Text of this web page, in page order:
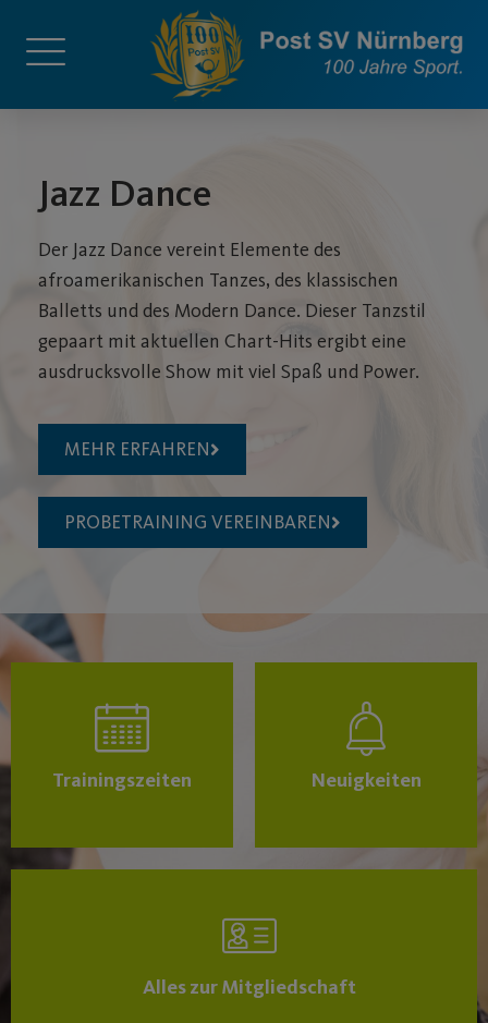
Jazz Dance
Der Jazz Dance vereint Elemente des
afroamerikanischen Tanzes, des klassischen
Balletts und des Modern Dance. Dieser Tanzstil
gepaart mit aktuellen Chart-Hits ergibt eine
ausdrucksvolle Show mit viel Spaß und Power.
MEHR ERFAHREN
PROBETRAINING VEREINBAREN
Trainingszeiten Neuigkeiten
Alles zur Mitgliedschaft